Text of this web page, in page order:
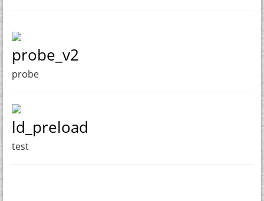
probe_v2
probe
ld_preload
test